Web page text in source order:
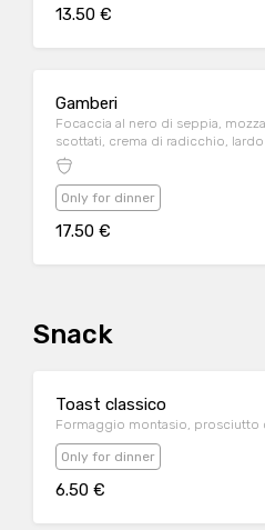
13.50 €
Gamberi
Focaccia al nero di seppia,
scottati, crema di radicchio,
condito
Only for dinner
17.50 €
Snack
Toast classico
Formaggio montasio, prosciutto
Only for dinner
6.50 €